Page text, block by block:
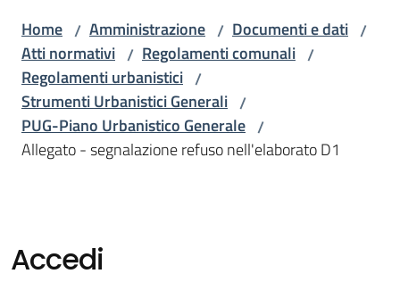
di
Bologna
Amministrazione
Home / Amministrazione / Documenti e dati /
Atti normativi / Regolamenti comunali /
Regolamenti urbanistici /
Strumenti Urbanistici Generali /
PUG-Piano Urbanistico Generale /
Allegato - segnalazione refuso nell'elaborato D1
Accedi